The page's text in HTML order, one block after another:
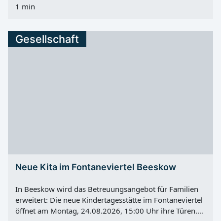
nur mehr Platz vorhanden, sondern auch ein direktes
kann die Anlage laut Stadt von Menschen jeden Alters
genutzt werden. Sie soll damit auch Jugendlichen als
1 min
Gesellschaft
Neue Kita im Fontaneviertel Beeskow
In Beeskow wird das Betreuungsangebot für Familien
erweitert: Die neue Kindertagesstätte im Fontaneviertel
öffnet am Montag, 24.08.2026, 15:00 Uhr ihre Türen.